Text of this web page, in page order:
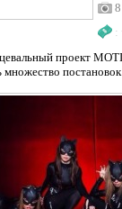
8
:
проект
множество